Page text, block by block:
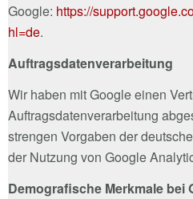
Google: https://
hl=de.
Auftragsdatenverarbeitung
Wir haben mit Google einen
Auftragsdatenverarbeitung
strengen Vorgaben der
der Nutzung von Google
Demografische Merkmale bei